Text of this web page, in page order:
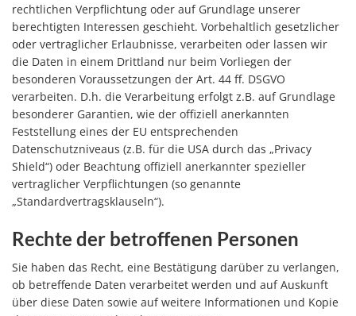
rechtlichen Verpflichtung oder auf Grundlage unserer
berechtigten Interessen geschieht. Vorbehaltlich gesetzlicher
oder vertraglicher Erlaubnisse, verarbeiten oder lassen wir
die Daten in einem Drittland nur beim Vorliegen der
besonderen Voraussetzungen der Art. 44 ff. DSGVO
verarbeiten. D.h. die Verarbeitung erfolgt z.B. auf Grundlage
besonderer Garantien, wie der offiziell anerkannten
Feststellung eines der EU entsprechenden
Datenschutzniveaus (z.B. für die USA durch das „Privacy
Shield“) oder Beachtung offiziell anerkannter spezieller
vertraglicher Verpflichtungen (so genannte
„Standardvertragsklauseln“).
Rechte der betroffenen Personen
Sie haben das Recht, eine Bestätigung darüber zu verlangen,
ob betreffende Daten verarbeitet werden und auf Auskunft
über diese Daten sowie auf weitere Informationen und Kopie